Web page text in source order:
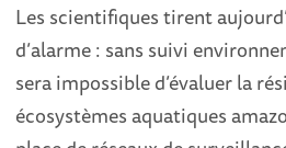
Les scientifiques tirent
d’alarme : sans suivi
sera impossible d’évaluer la
écosystèmes aquatiques